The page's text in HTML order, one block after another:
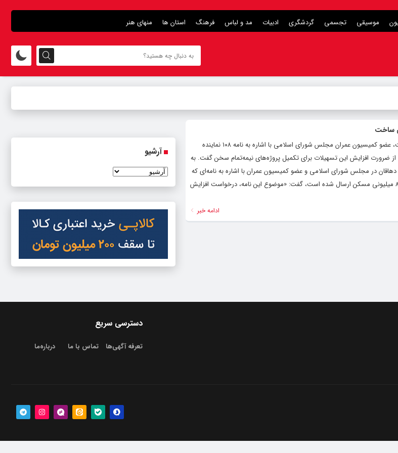
موسیقی تجسمی گردشگری ادبیات مد و لباس فرهنگ استان ها منهای هنر
نامه ۱۰۸ نماینده به رئیس جمهور برای ابلاغ وام ۸۰۰ میلیونی ساخت، عضو کمیسیون عمران مجلس شورای اسلامی با اشاره به نامه ۱۰۸ نماینده
برای ابلاغ وام ساخت مسکن ۸۰۰ میلیونی، از ضرورت افزایش این تسهیلات برای تکمیل پروژه‌های نیمه‌تمام سخن گفت. به
در مجلس شورای اسلامی و عضو کمیسیون عمران با اشاره به نامه‌ای که
توسط ۱۰۸ نماینده مجلس خطاب به رئیس‌جمهور برای ابلاغ وام ۸۰۰ میلیونی مسکن ارسال شده است، گفت: «موضوع این نامه، درخواست افزایش
ادامه خبر
آرشیو
دسترسی سریع
تعرفه آگهی‌ها تماس با ما درباره‌‌ما